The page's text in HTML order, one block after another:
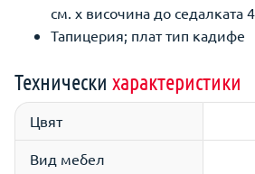
см. х височина до седалката
Тапицерия; плат тип кадифе
Технически характеристики
Цвят
Вид мебел